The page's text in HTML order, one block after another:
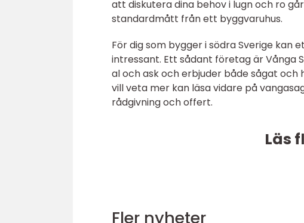
att diskutera dina behov i lugn och ro
standardmått från ett byggvaruhus.
För dig som bygger i södra Sverige kan
intressant. Ett sådant företag är Vånga
al och ask och erbjuder både sågat
vill veta mer kan läsa vidare på
rådgivning och offert.
Läs
Fler nyheter